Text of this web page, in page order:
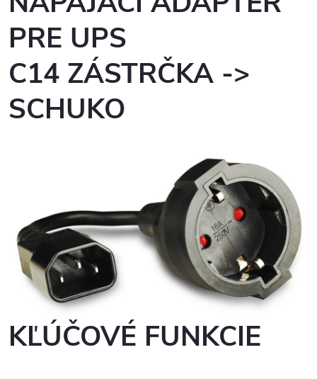
PRE UPS
C14 ZÁSTRČKA ->
SCHUKO
KĽÚČOVÉ FUNKCIE